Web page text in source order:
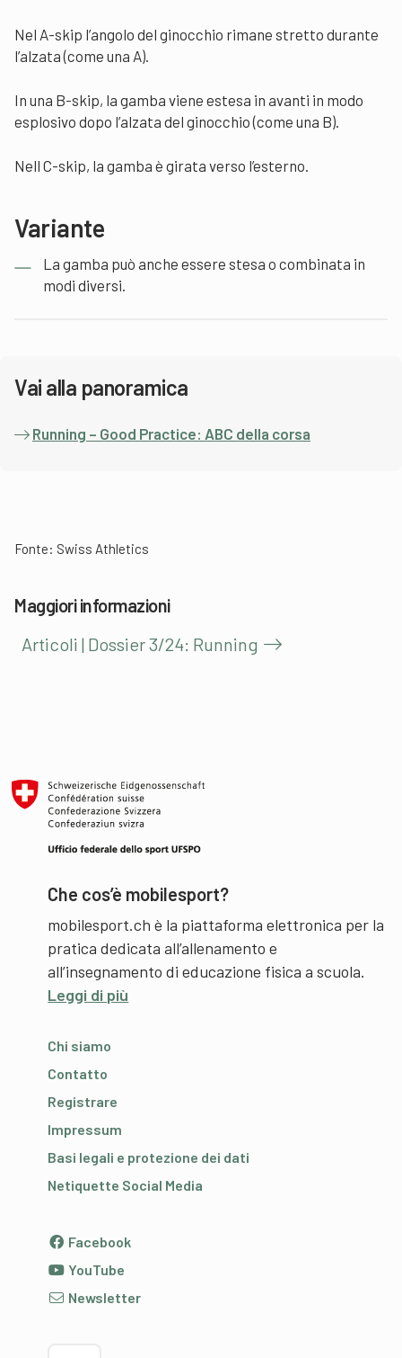
Nel A-skip l’angolo del ginocchio rimane stretto durante
l’alzata (come una A).
In una B-skip, la gamba viene estesa in avanti in modo
esplosivo dopo l’alzata del ginocchio (come una B).
Nell C-skip, la gamba è girata verso l’esterno.
Variante
La gamba può anche essere stesa o combinata in
modi diversi.
Vai alla panoramica
Running – Good Practice: ABC della corsa
Fonte: Swiss Athletics
Maggiori informazioni
Articoli | Dossier 3/24: Running
Che cos’è mobilesport?
mobilesport.ch è la piattaforma elettronica per la
pratica dedicata all’allenamento e
all’insegnamento di educazione fisica a scuola.
Leggi di più
Chi siamo
Contatto
Registrare
Impressum
Basi legali e protezione dei dati
Netiquette Social Media
Facebook
YouTube
Newsletter